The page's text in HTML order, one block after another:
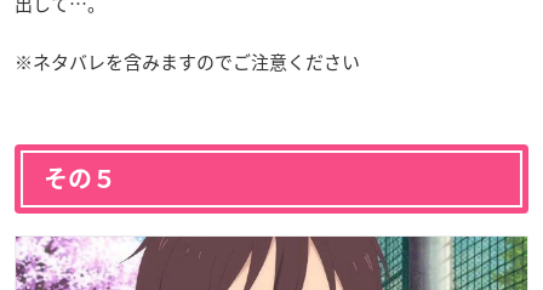
※ネタバレを含みますのでご注意ください
その５